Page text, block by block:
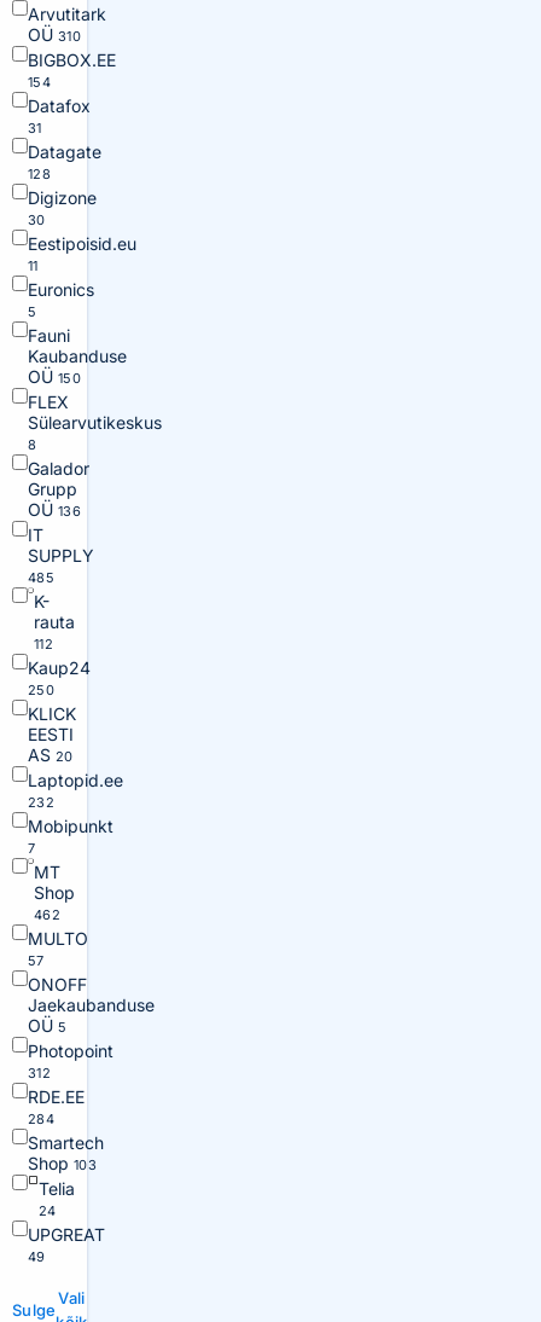
Arvutitark
OÜ 310
BIGBOX.EE
154
Datafox
31
Datagate
128
Digizone
30
Eestipoisid.eu
11
Euronics
5
Fauni
Kaubanduse
OÜ 150
FLEX
Sülearvutikeskus
8
Galador
Grupp
OÜ 136
IT
SUPPLY
485
K-
rauta
112
Kaup24
250
KLICK
EESTI
AS 20
Laptopid.ee
232
Mobipunkt
7
MT
Shop
462
MULTO
57
ONOFF
Jaekaubanduse
OÜ 5
Photopoint
312
RDE.EE
284
Smartech
Shop 103
Telia
24
UPGREAT
49
Sulge
Vali